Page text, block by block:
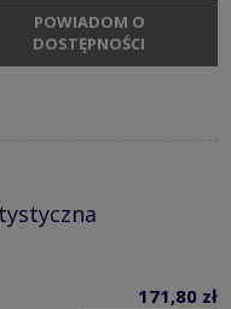
POWIADOM O
DOSTĘPNOŚCI
171,80 zł